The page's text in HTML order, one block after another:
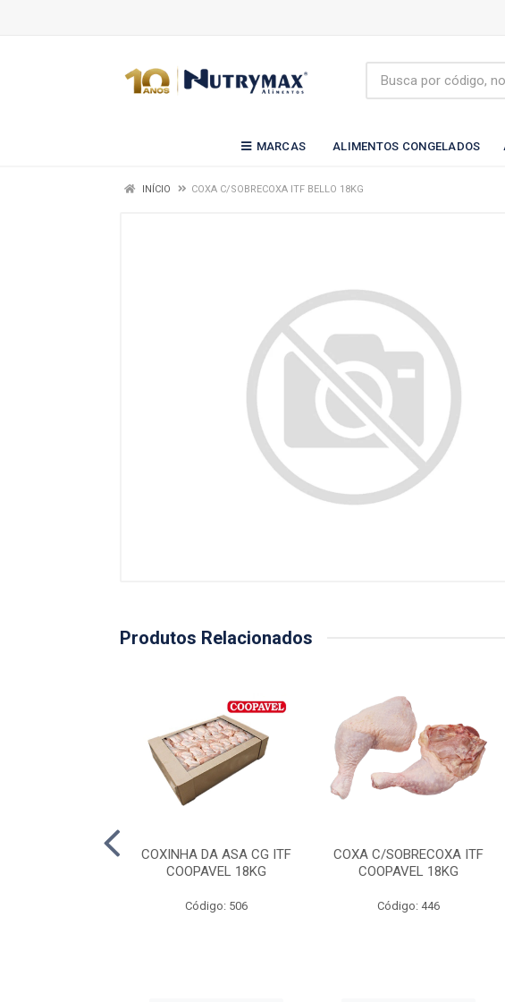
MARCAS ALIMENTOS CONGELADOS
INÍCIO COXA C/SOBRECOXA ITF BELLO 18KG
Produtos Relacionados
COXINHA DA ASA CG ITF
COOPAVEL 18KG
Código: 506
COXA C/SOBRECOXA ITF
COOPAVEL 18KG
Código: 446